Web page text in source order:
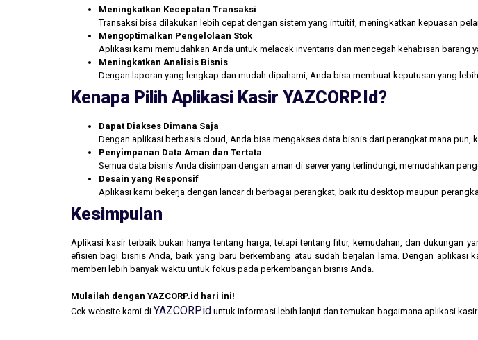
Meningkatkan Kecepatan Transaksi
Transaksi bisa dilakukan lebih cepat dengan sistem yang intuitif, meningkatkan kepuasan
Mengoptimalkan Pengelolaan Stok
Aplikasi kami memudahkan Anda untuk melacak inventaris dan mencegah kehabisan barang
Meningkatkan Analisis Bisnis
Dengan laporan yang lengkap dan mudah dipahami, Anda bisa membuat keputusan yang
Kenapa Pilih Aplikasi Kasir YAZCORP.id?
Dapat Diakses Dimana Saja
Dengan aplikasi berbasis cloud, Anda bisa mengakses data bisnis dari perangkat mana pun,
Penyimpanan Data Aman dan Tertata
Semua data bisnis Anda disimpan dengan aman di server yang terlindungi, memudahkan
Desain yang Responsif
Aplikasi kami bekerja dengan lancar di berbagai perangkat, baik itu desktop maupun
Kesimpulan
Aplikasi kasir terbaik bukan hanya tentang harga, tetapi tentang fitur, kemudahan, dan dukungan
efisien bagi bisnis Anda, baik yang baru berkembang atau sudah berjalan lama. Dengan
memberi lebih banyak waktu untuk fokus pada perkembangan bisnis Anda.
Mulailah dengan YAZCORP.id hari ini!
Cek website kami di YAZCORP.id untuk informasi lebih lanjut dan temukan bagaimana aplikasi